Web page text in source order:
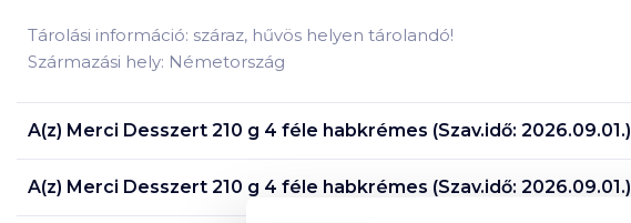
Tárolási információ: száraz, hűvös helyen tárolandó!
Származási hely: Németország
A(z) Merci Desszert 210 g 4 féle habkrémes (Szav.idő: 2026.09.01.)
A(z) Merci Desszert 210 g 4 féle habkrémes (Szav.idő: 2026.09.01.)